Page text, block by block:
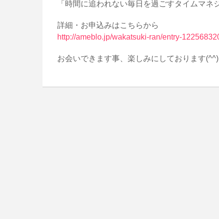
「時間に追われない毎日を過ごすタイムマネ
詳細・お申込みはこちらから
http://ameblo.jp/wakatsuki-ran/entry-
お会いできます事、楽しみにしております(^^)